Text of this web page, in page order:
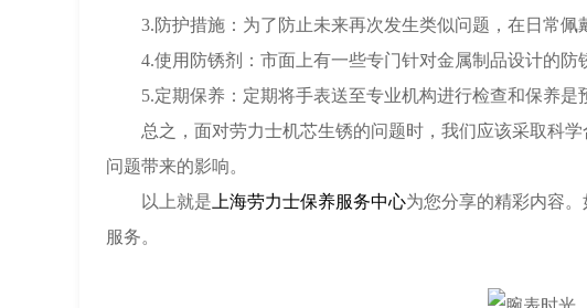
3.防护措施：为了防止未来再次发生类似问题，在日常佩
4.使用防锈剂：市面上有一些专门针对金属制品设计的防
5.定期保养：定期将手表送至专业机构进行检查和保养是
总之，面对劳力士机芯生锈的问题时，我们应该采取科学
问题带来的影响。
以上就是 上海劳力士保养服务中心为您分享的精彩内容
服务。